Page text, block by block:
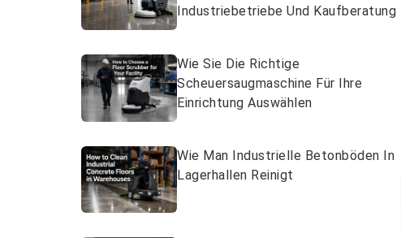
Industriebetriebe Und Kaufberatung
Wie Sie Die Richtige
Scheuersaugmaschine Für Ihre
Einrichtung Auswählen
Wie Man Industrielle Betonböden In
Lagerhallen Reinigt